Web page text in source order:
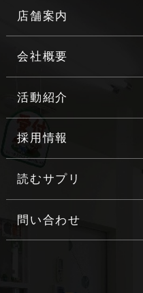
店舗案内
会社概要
活動紹介
採用情報
読むサプリ
問い合わせ